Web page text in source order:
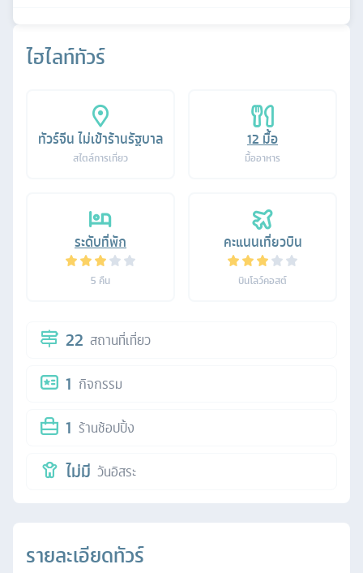
ไฮไลท์ทัวร์
ทัวร์จีน ไม่เข้าร้านรัฐบาล
สไตล์การเที่ยว
12 มื้อ
มื้ออาหาร
ระดับที่พัก
5 คืน
คะแนนเที่ยวบิน
บินโลว์คอสต์
22 สถานที่เที่ยว
1 กิจกรรม
1 ร้านช้อปปิ้ง
ไม่มี วันอิสระ
รายละเอียดทัวร์